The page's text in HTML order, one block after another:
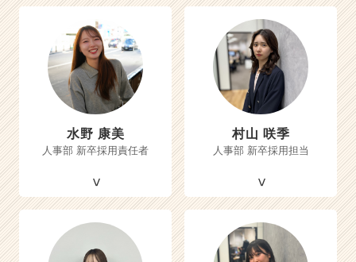
水野 康美
人事部 新卒採用責任者
村山 咲季
人事部 新卒採用担当